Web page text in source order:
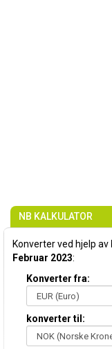
NB KALKULATOR
Konverter ved hjelp av
Februar 2023:
Konverter fra:
konverter til: